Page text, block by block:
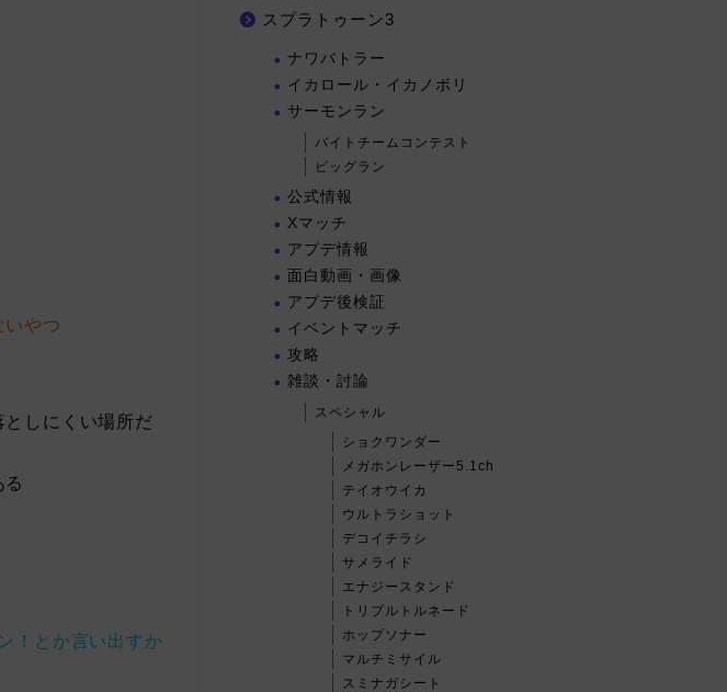
やつ
しにくい場所だ
！とか言い出すか
スプラトゥーン3
ナワバトラー
イカロール・イカノボリ
サーモンラン
バイトチームコンテスト
ビッグラン
公式情報
Xマッチ
アプデ情報
面白動画・画像
アプデ後検証
イベントマッチ
攻略
雑談・討論
スペシャル
ショクワンダー
メガホンレーザー5.1ch
テイオウイカ
ウルトラショット
デコイチラシ
サメライド
エナジースタンド
トリプルトルネード
ホップソナー
マルチミサイル
スミナガシート